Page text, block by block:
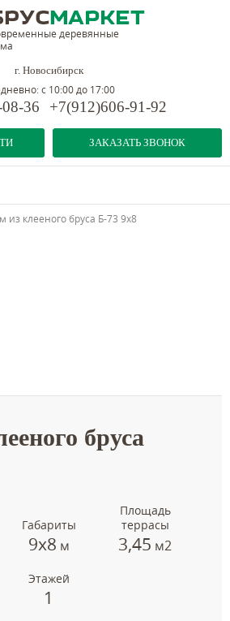
деревянные
г. Новосибирск
с 10:00 до 17:00
36 +7(912)606-91-92
ЗАКАЗАТЬ ЗВОНОК
из клееного бруса Б-73 9х8
бруса
Габариты
9х8 м
Площадь
террасы
3,45 м2
Этажей
1